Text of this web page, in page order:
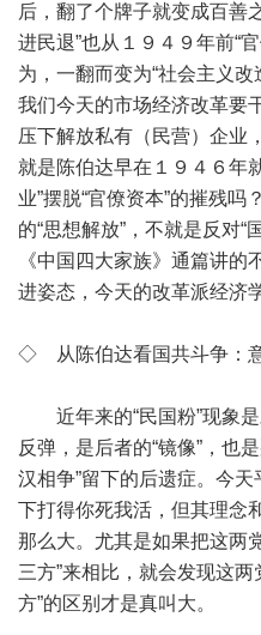
后，翻了个牌子就变成百善
进民退”也从１９４９年前“
为，一翻而变为“社会主义
我们今天的市场经济改革要
压下解放私有（民营）企业
就是陈伯达早在１９４６年
业”摆脱“官僚资本”的摧残
的“思想解放”，不就是反对“
《中国四大家族》通篇讲
进姿态，今天的改革派经济
◇ 从陈伯达看国共斗争：
近年来的“民国粉”现象是
反弹，是后者的“镜像”，也
汉相争”留下的后遗症。今
下打得你死我活，但其理念
那么大。尤其是如果把这两
三方”来相比，就会发现这
方”的区别才是真叫大。